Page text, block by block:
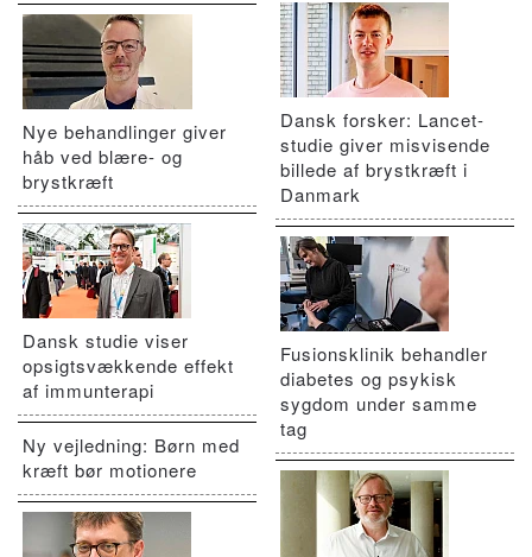
Nye behandlinger giver
håb ved blære- og
brystkræft
Dansk studie viser
opsigtsvækkende effekt
af immunterapi
Ny vejledning: Børn med
kræft bør motionere
Dansk forsker: Lancet-
studie giver misvisende
billede af brystkræft i
Danmark
Fusionsklinik behandler
diabetes og psykisk
sygdom under samme
tag